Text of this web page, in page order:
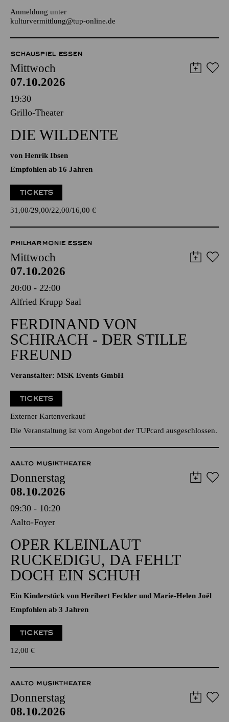
Für Kinder und Jugendliche von 10 bis 13 Jahren
kulturvermittlung@tup-online.de
SCHAUSPIEL ESSEN
Mittwoch
07.10.2026
19:30
DIE WILDENTE
von Henrik Ibsen
Empfohlen ab 16 Jahren
31,00 29,00 22,00 16,00€
PHILHARMONIE ESSEN
Mittwoch
07.10.2026
20:00 - 22:00
Alfried Krupp Saal
FERDINAND VON
SCHIRACH - DER STILLE
Veranstalter: MSK Events GmbH
TICKETS
Externer Kartenverkauf
Die Veranstaltung ist vom Angebot der TUPcard ausgeschlossen.
AALTO MUSIKTHEATER
Donnerstag
08.10.2026
09:30 - 10:20
Aalto-Foyer
OPER KLEINLAUT
RUCKEDIGU, DA FEHLT
DOCH EIN SCHUH
Ein Kinderstück von Heribert Feckler und Marie-Helen Joël
Empfohlen ab 3 Jahren
12,00€
AALTO MUSIKTHEATER